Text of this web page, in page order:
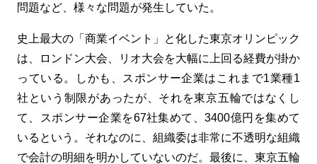
問題など、様々な問題が発生していた。
史上最大の「商業イベント」と化した東京オリンピック
は、ロンドン大会、リオ大会を大幅に上回る経費が掛か
っている。しかも、スポンサー企業はこれまで1業種1
社という制限があったが、それを東京五輪ではなくし
て、スポンサー企業を67社集めて、3400億円を集めて
いるという。それなのに、組織委は非常に不透明な組織
で会計の明細を明かしていないのだ。最後に、東京五輪